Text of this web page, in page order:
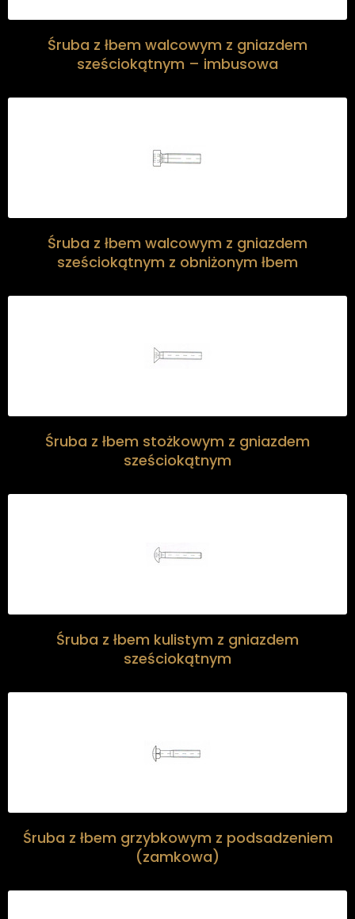
Śruba z łbem walcowym z gniazdem
sześciokątnym – imbusowa
Śruba z łbem walcowym z gniazdem
sześciokątnym z obniżonym łbem
Śruba z łbem stożkowym z gniazdem
sześciokątnym
Śruba z łbem kulistym z gniazdem
sześciokątnym
Śruba z łbem grzybkowym z podsadzeniem
(zamkowa)